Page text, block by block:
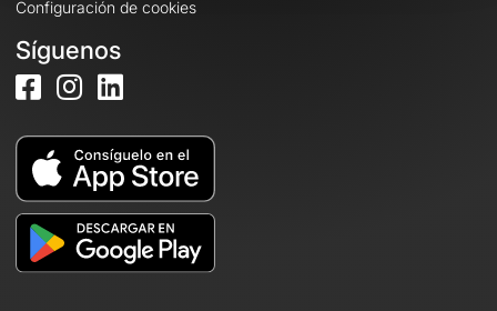
Configuración de cookies
Síguenos